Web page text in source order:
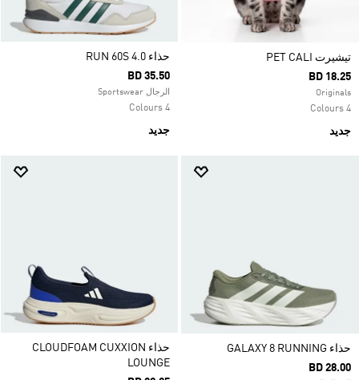
تيشيرت PET CALI
BD 18.25
Originals
4 Colours
جديد
حذاء RUN 60S 4.0
BD 35.50
الرجال Sportswear
4 Colours
جديد
حذاء GALAXY 8 RUNNING
BD 28.00
حذاء CLOUDFOAM CUXXION
LOUNGE